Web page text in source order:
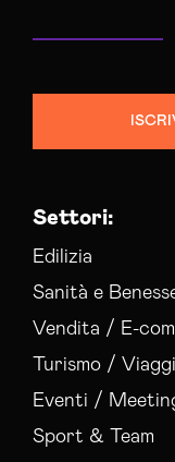
Settori:
Edilizia
Sanità e
Vendita / E-
Turismo / Viaggi
Eventi /
Sport & Team